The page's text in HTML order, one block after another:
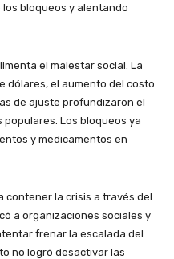
bloqueos y alentando
el malestar social. La
dólares, el aumento del costo
de ajuste profundizaron el
Los bloqueos ya
y medicamentos en
contener la crisis a través del
a organizaciones sociales y
frenar la escalada del
no logró desactivar las